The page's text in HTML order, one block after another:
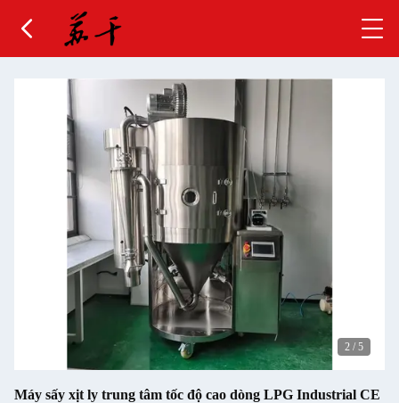
2 / 5
Máy sấy xịt ly trung tâm tốc độ cao dòng LPG Industrial CE